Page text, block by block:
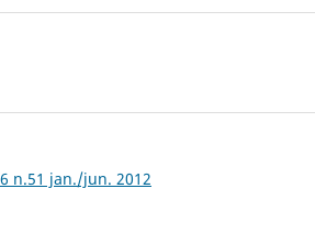
n.51 jan./jun. 2012